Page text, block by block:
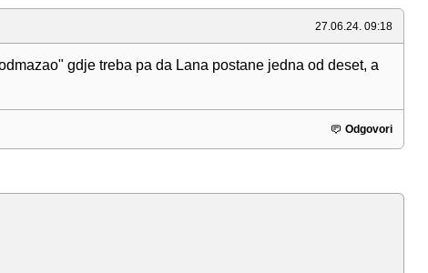
27.06.24. 09:18
gdje treba pa da Lana postane jedna od deset, a
Odgovori